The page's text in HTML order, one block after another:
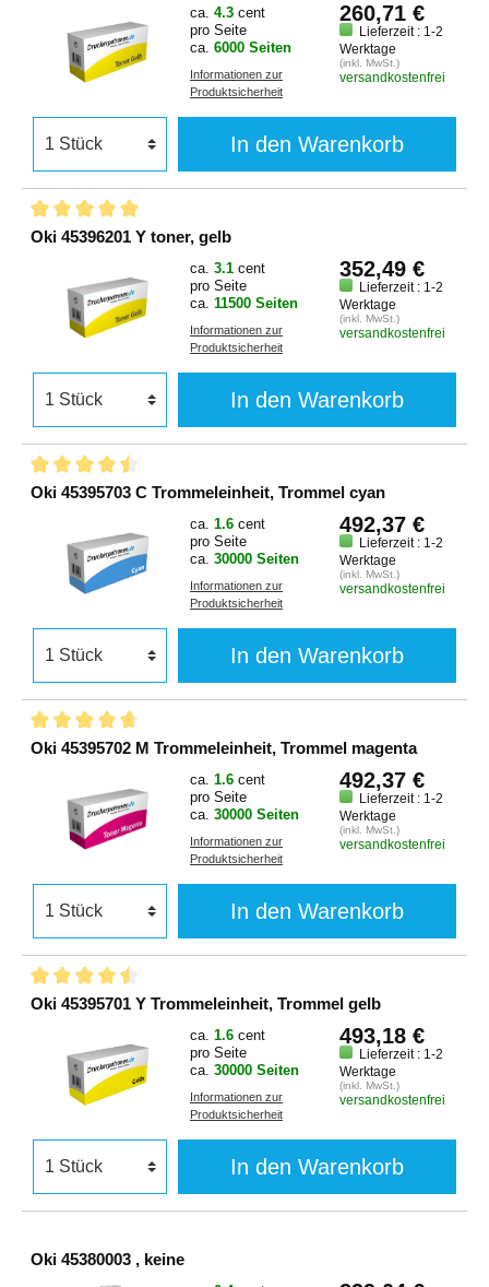
ca. 4.3 cent
pro Seite
ca. 6000 Seiten
Informationen zur
Produktsicherheit
260,71 €
Lieferzeit : 1-2
Werktage
(inkl. MwSt.)
versandkostenfrei
In den Warenkorb
Oki 45396201 Y toner, gelb
ca. 3.1 cent
pro Seite
ca. 11500 Seiten
Informationen zur
Produktsicherheit
352,49 €
Lieferzeit : 1-2
Werktage
(inkl. MwSt.)
versandkostenfrei
In den Warenkorb
Oki 45395703 C Trommeleinheit, Trommel cyan
ca. 1.6 cent
pro Seite
ca. 30000 Seiten
Informationen zur
Produktsicherheit
492,37 €
Lieferzeit : 1-2
Werktage
(inkl. MwSt.)
versandkostenfrei
In den Warenkorb
Oki 45395702 M Trommeleinheit, Trommel magenta
ca. 1.6 cent
pro Seite
ca. 30000 Seiten
Informationen zur
Produktsicherheit
492,37 €
Lieferzeit : 1-2
Werktage
(inkl. MwSt.)
versandkostenfrei
In den Warenkorb
Oki 45395701 Y Trommeleinheit, Trommel gelb
ca. 1.6 cent
pro Seite
ca. 30000 Seiten
Informationen zur
Produktsicherheit
493,18 €
Lieferzeit : 1-2
Werktage
(inkl. MwSt.)
versandkostenfrei
In den Warenkorb
Oki 45380003 , keine